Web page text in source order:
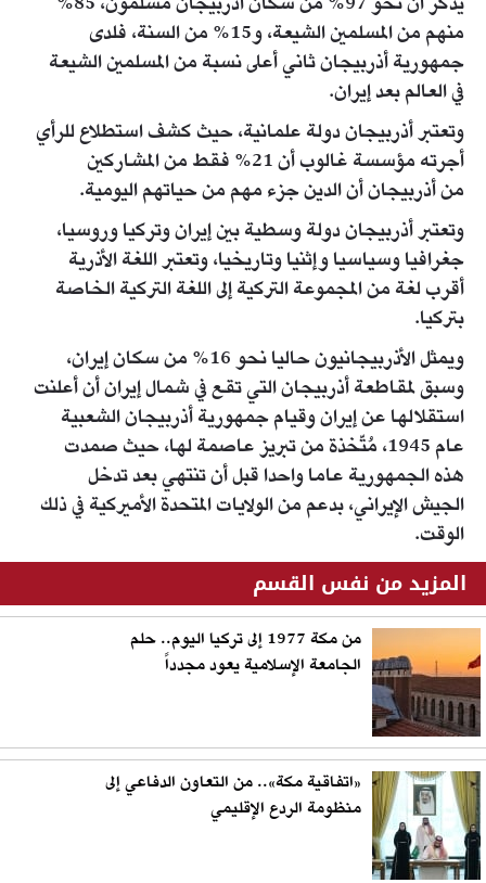
منهم من المسلمين الشيعة، و15% من السنة، فلدى
جمهورية أذربيجان ثاني أعلى نسبة من المسلمين الشيعة
في العالم بعد إيران.
وتعتبر أذربيجان دولة علمانية، حيث كشف استطلاع للرأي
أجرته مؤسسة غالوب أن 21% فقط من المشاركين
من أذربيجان أن الدين جزء مهم من حياتهم اليومية.
وتعتبر أذربيجان دولة وسطية بين إيران وتركيا وروسيا،
جغرافيا وسياسيا وإثنيا وتاريخيا، وتعتبر اللغة الأذرية
أقرب لغة من المجموعة التركية إلى اللغة التركية الخاصة
بتركيا.
ويمثل الأذربيجانيون حاليا نحو 16% من سكان إيران،
وسبق لمقاطعة أذربيجان التي تقع في شمال إيران أن أعلنت
استقلالها عن إيران وقيام جمهورية أذربيجان الشعبية
عام 1945، مُتّخذة من تبريز عاصمة لها، حيث صمدت
هذه الجمهورية عاما واحدا قبل أن تنتهي بعد تدخل
الجيش الإيراني، بدعم من الولايات المتحدة الأميركية في ذلك
الوقت.
المزيد من نفس القسم
من مكة 1977 إلى تركيا اليوم.. حلم
الجامعة الإسلامية يعود مجدداً
«اتفاقية مكة».. من التعاون الدفاعي إلى
منظومة الردع الإقليمي